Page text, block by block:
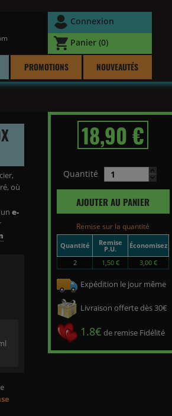
Connexion
Panier (0)
PROMOTIONS NOUVEAUTÉS
où
e-
18,90 €
Quantité
AJOUTER AU PANIER
Remise sur la quantité
Quantité Remise
P.U.
Économisez
2
1,50 € 3,00 €
Expédition le jour même
Livraison offerte dès 30€
1.8€ de remise Fidélité